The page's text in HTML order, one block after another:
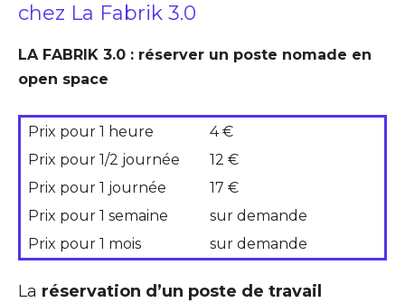
chez La Fabrik 3.0
LA FABRIK 3.0 : réserver un poste nomade en
open space
Prix pour 1 heure
4 €
Prix pour 1/2 journée
12 €
Prix pour 1 journée
17 €
Prix pour 1 semaine
sur demande
Prix pour 1 mois
sur demande
La réservation d’un poste de travail